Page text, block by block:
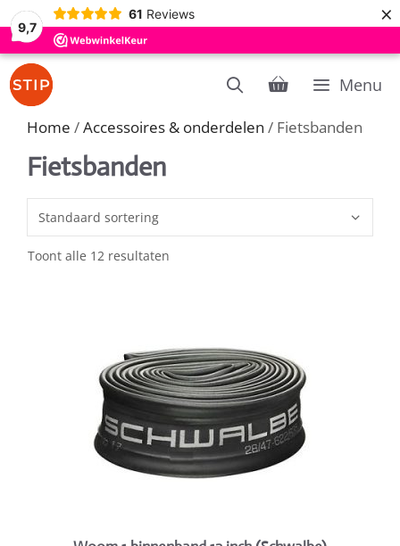
9,7
61 Reviews ×
Ga
naar
inhoud
Menu
Home /Accessoires & onderdelen / Fietsbanden
Fietsbanden
Toont alle 12 resultaten